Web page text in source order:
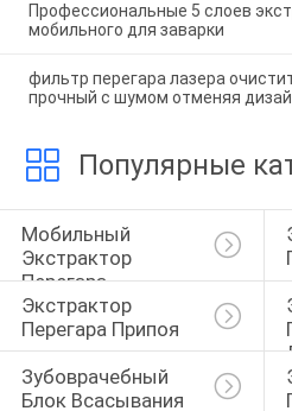
Профессиональные 5 слоев
мобильного для заварки
фильтр перегара лазера
прочный с шумом отменяя
Популярные
Мобильный
Экстрактор
Перегара
Экстрактор
Перегара Припоя
Зубоврачебный
Блок Всасывания